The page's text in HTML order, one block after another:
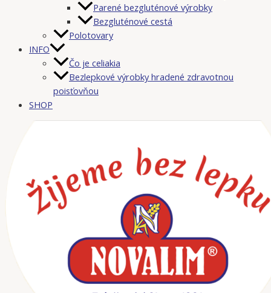
Parené bezgluténové výrobky
Bezgluténové cestá
Polotovary
INFO
Čo je celiakia
Bezlepkové výrobky hradené zdravotnou
poisťovňou
SHOP